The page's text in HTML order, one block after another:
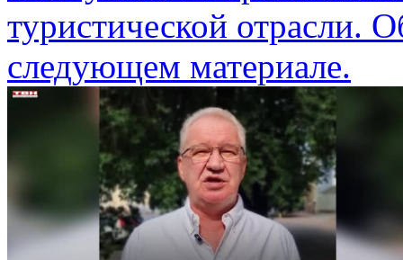
туристической отрасли.
следующем материале.